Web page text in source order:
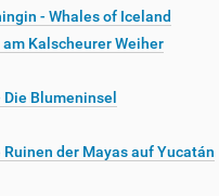
- Whales of Iceland
Kalscheurer Weiher
Blumeninsel
Ruinen der Mayas auf Yucatán